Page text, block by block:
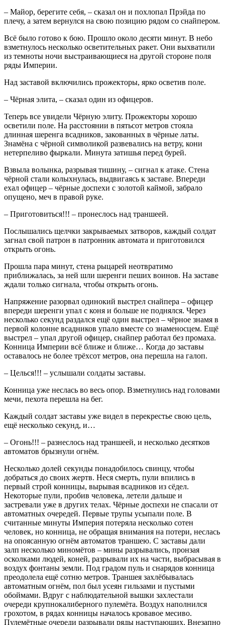
– Майор, берегите себя, – сказал он и похлопал Прэйда по
плечу, а затем вернулся на свою позицию рядом со снайпером.
Всё было готово к бою. Прошло около десяти минут. В небо
взметнулось несколько осветительных ракет. Они выхватили
из темноты ночи выстраивающиеся на другой стороне поля
ряды Империи.
Над заставой включились прожекторы, ярко осветив поле.
– Чёрная элита, – сказал один из офицеров.
Теперь все увидели Чёрную элиту. Прожекторы хорошо
осветили поле. На расстоянии в пятьсот метров стояла
длинная шеренга всадников, закованных в чёрные латы.
Знамёна с чёрной символикой развевались на ветру, кони
нетерпеливо фыркали. Минута затишья перед бурей.
Взвыла волынка, разрывая тишину, – сигнал к атаке. Стена
чёрной стали колыхнулась, выдвигаясь к заставе. Впереди
ехал офицер – чёрные доспехи с золотой каймой, забрало
опущено, меч в правой руке.
– Приготовиться!!! – пронеслось над траншеей.
Послышались щелчки закрываемых затворов, каждый солдат
загнал свой патрон в патронник автомата и приготовился
открыть огонь.
Прошла пара минут, стена рыцарей неотвратимо
приближалась, за ней шли шеренги пеших воинов. На заставе
ждали только сигнала, чтобы открыть огонь.
Напряжение разорвал одинокий выстрел снайпера – офицер
впереди шеренги упал с коня и больше не поднялся. Через
несколько секунд раздался ещё один выстрел – чёрное знамя в
первой колонне всадников упало вместе со знаменосцем. Ещё
выстрел – упал другой офицер, снайпер работал без промаха.
Конница Империи всё ближе и ближе… Когда до заставы
оставалось не более трёхсот метров, она перешла на галоп.
– Целься!!! – услышали солдаты заставы.
Конница уже неслась во весь опор. Взметнулись над головами
мечи, пехота перешла на бег.
Каждый солдат заставы уже видел в перекрестье свою цель,
ещё несколько секунд, и…
– Огонь!!! – разнеслось над траншеей, и несколько десятков
автоматов брызнули огнём.
Несколько долей секунды понадобилось свинцу, чтобы
добраться до своих жертв. Неся смерть, пули впились в
первый строй конницы, вырывая всадников из сёдел.
Некоторые пули, пробив человека, летели дальше и
застревали уже в других телах. Чёрные доспехи не спасали от
автоматных очередей. Первые трупы усыпали поле. В
считанные минуты Империя потеряла несколько сотен
человек, но конница, не обращая внимания на потери, неслась
на опоясанную огнём автоматов траншею. С заставы дали
залп несколько миномётов – мины разрывались, пронзая
осколками людей, коней, разрывали их на части, выбрасывая в
воздух фонтаны земли. Под градом пуль и снарядов конница
преодолела ещё сотню метров. Траншея захлёбывалась
автоматным огнём, пол был усеян гильзами и пустыми
обоймами. Вдруг с наблюдательной вышки захлестали
очереди крупнокалиберного пулемёта. Воздух наполнился
грохотом, в рядах конницы началось кровавое месиво.
Пулемётные очереди разрывали ряды наступающих. Внезапно